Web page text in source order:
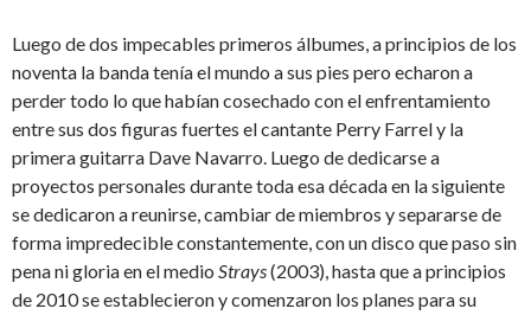
Luego de dos impecables primeros álbumes, a principios de los
noventa la banda tenía el mundo a sus pies pero echaron a
perder todo lo que habían cosechado con el enfrentamiento
entre sus dos figuras fuertes el cantante Perry Farrel y la
primera guitarra Dave Navarro. Luego de dedicarse a
proyectos personales durante toda esa década en la siguiente
se dedicaron a reunirse, cambiar de miembros y separarse de
forma impredecible constantemente, con un disco que paso sin
pena ni gloria en el medio Strays(2003), hasta que a principios
de 2010 se establecieron y comenzaron los planes para su